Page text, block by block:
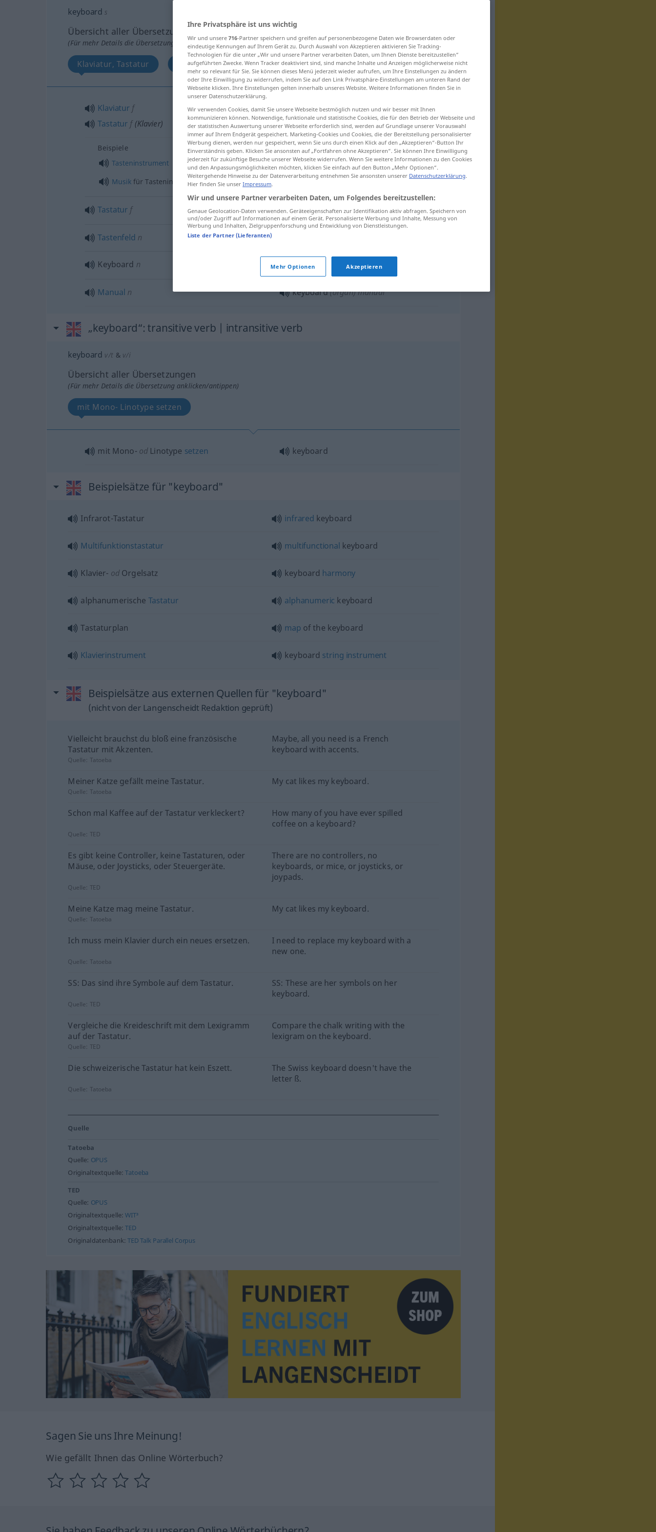
keyboard s
Übersicht aller Übersetzungen
(Für mehr Details die Übersetzung anklicken/antippen)
Klaviatur, Tastatur Tastatur Tastenfeld Keyboard Manual
Klaviatur f
Tastatur f(Klavier)
keyboard
Beispiele
Tasteninstrument
keyboard instrument
Musikfür Tasteninstrumente keyboard
Tastatur f keyboard COMPUT
Tastenfeld n
Keyboard n keyboard
Manual n keyboard(organ) manual
„keyboard“: transitive verb | intransitive verb
keyboard v/t & v/i
Übersicht aller Übersetzungen
(Für mehr Details die Übersetzung anklicken/antippen)
mit Mono- Linotype setzen
mit Mono-od Linotype setzen keyboard
Beispielsätze für "keyboard"
Infrarot-Tastatur infrared keyboard
Multifunktionstastatur multifunctional keyboard
Klavier- odOrgelsatz keyboard harmony
alphanumerische Tastatur alphanumeric keyboard
Tastaturplan map of the keyboard
Klavierinstrument keyboard string instrument
Beispielsätze aus externen Quellen für "keyboard"
(nicht von der Langenscheidt Redaktion geprüft)
Vielleicht brauchst du bloß eine französische
Tastatur mit Akzenten.
Maybe, all you need is a French
keyboard with accents.
Quelle: Tatoeba
Meiner Katze gefällt meine Tastatur. My cat likes my keyboard.
Quelle: Tatoeba
Schon mal Kaffee auf der Tastatur verkleckert?
How many of you have ever spilled
coffee on a keyboard?
Quelle: TED
Es gibt keine Controller, keine Tastaturen, oder
Mäuse, oder Joysticks, oder Steuergeräte.
There are no controllers, no
keyboards, or mice, or joysticks, or
joypads.
Quelle: TED
Meine Katze mag meine Tastatur. My cat likes my keyboard.
Quelle: Tatoeba
Ich muss mein Klavier durch ein neues ersetzen.
I need to replace my keyboard with a
new one.
Quelle: Tatoeba
SS: Das sind ihre Symbole auf dem Tastatur.
SS: These are her symbols on her
keyboard.
Quelle: TED
Vergleiche die Kreideschrift mit dem Lexigramm
auf der Tastatur.
Compare the chalk writing with the
lexigram on the keyboard.
Quelle: TED
Die schweizerische Tastatur hat kein Eszett.
The Swiss keyboard doesn't have the
letter ß.
Quelle: Tatoeba
Quelle
Tatoeba
Quelle: OPUS
Originaltextquelle:Tatoeba
TED
Quelle: OPUS
Originaltextquelle:WIT³
Originaltextquelle:TED
Originaldatenbank:TED Talk Parallel Corpus
Sagen Sie uns Ihre Meinung!
Wie gefällt Ihnen das Online Wörterbuch?
Ihre Privatsphäre ist uns wichtig
Wir und unsere 716-Partner speichern und greifen auf personenbezogene Daten wie Browserdaten oder
eindeutige Kennungen auf Ihrem Gerät zu. Durch Auswahl von Akzeptieren aktivieren Sie Tracking-
Technologien für die unter „Wir und unsere Partner verarbeiten Daten, um Ihnen Dienste bereitzustellen“
aufgeführten Zwecke. Wenn Tracker deaktiviert sind, sind manche Inhalte und Anzeigen möglicherweise nicht
mehr so relevant für Sie. Sie können dieses Menü jederzeit wieder aufrufen, um Ihre Einstellungen zu ändern
oder Ihre Einwilligung zu widerrufen, indem Sie auf den Link Privatsphäre-Einstellungen am unteren Rand der
Webseite klicken. Ihre Einstellungen gelten innerhalb unseres Website. Weitere Informationen finden Sie in
unserer Datenschutzerklärung.
Wir verwenden Cookies, damit Sie unsere Webseite bestmöglich nutzen und wir besser mit Ihnen
kommunizieren können. Notwendige, funktionale und statistische Cookies, die für den Betrieb der Webseite und
der statistischen Auswertung unserer Webseite erforderlich sind, werden auf Grundlage unserer Vorauswahl
immer auf Ihrem Endgerät gespeichert. Marketing-Cookies und Cookies, die der Bereitstellung personalisierter
Werbung dienen, werden nur gespeichert, wenn Sie uns durch einen Klick auf den „Akzeptieren“-Button Ihr
Einverständnis geben. Klicken Sie ansonsten auf „Fortfahren ohne Akzeptieren“. Sie können Ihre Einwilligung
jederzeit für zukünftige Besuche unserer Webseite widerrufen. Wenn Sie weitere Informationen zu den Cookies
und den Anpassungsmöglichkeiten möchten, klicken Sie einfach auf den Button „Mehr Optionen“.
Weitergehende Hinweise zu der Datenverarbeitung entnehmen Sie ansonsten unserer Datenschutzerklärung.
Hier finden Sie unser Impressum.
Wir und unsere Partner verarbeiten Daten, um Folgendes bereitzustellen:
Genaue Geolocation-Daten verwenden. Geräteeigenschaften zur Identifikation aktiv abfragen. Speichern von
und/oder Zugriff auf Informationen auf einem Gerät. Personalisierte Werbung und Inhalte, Messung von
Werbung und Inhalten, Zielgruppenforschung und Entwicklung von Dienstleistungen.
Liste der Partner (Lieferanten)
Mehr Optionen Akzeptieren